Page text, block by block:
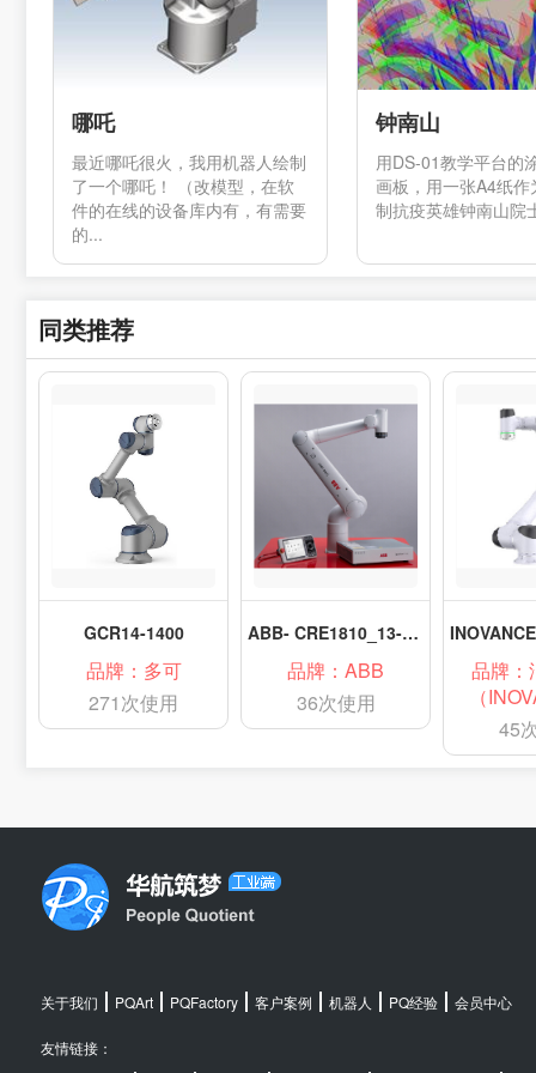
哪吒
最近哪吒很火，我用机器人绘制
了一个哪吒！ （改模型，在软
件的在线的设备库内有，有需要
的...
钟南山
用DS-01教学平台的
画板，用一张A4纸作
制抗疫英雄钟南山院
同类推荐
GCR14-1400
品牌：多可
271次使用
ABB- CRE1810_13-1340
品牌：ABB
36次使用
品牌：
（
45
关于我们 PQArt PQFactory 客户案例 机器人 PQ经验 会员中心
友情链接：